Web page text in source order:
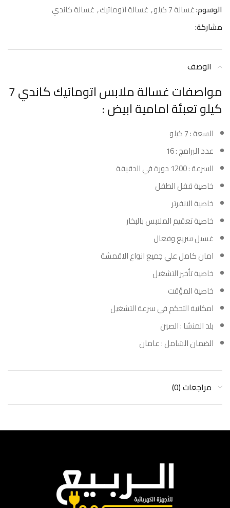
الوسوم:غسالة 7 كيلو , غسالة اتوماتيك, غسالة كاندي
مشاركة:
الوصف
مواصفات غسالة ملابس اتوماتيك كاندي 7
كيلو تعبئة امامية ابيض :
السعة : 7 كيلو
عدد البرامج : 16
السرعة : 1200 دورة في الدقيقة
خاصية قفل الطفل
خاصية الانفرتر
خاصية تعقيم الملابس بالبخار
غسيل سريع وفعال
امان كامل علي جميع انواع الاقمشة
خاصية تأخير التشغيل
خاصية المؤقت
امكانية التحكم في سرعة التشغيل
بلد المنشا : الصين
الضمان الشامل : عامان
مراجعات (0)